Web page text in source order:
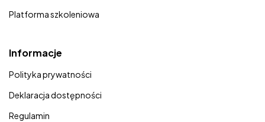
Platforma szkoleniowa
Informacje
Polityka prywatności
Deklaracja dostępności
Regulamin